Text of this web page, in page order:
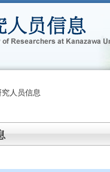
究人员信息